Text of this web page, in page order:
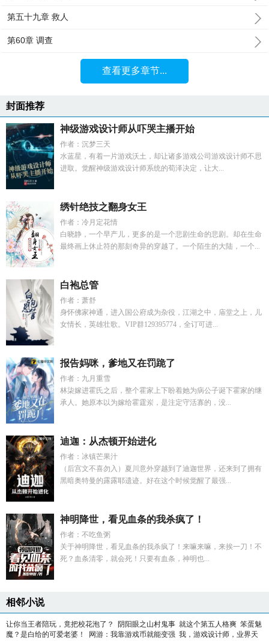
第五十九章 救人
第60章 调查
查看更多章节...
封面推荐
神级游戏设计师从吓哭主播开始
作者：沉梦三天
水蓝星，有着一片游戏沃土，却让诸多游戏公司游戏设计师不思
进取。觉醒神级游戏设计师系统的荀泽决定，让大...
绣针绝技之翻身女王
作者：冷月定花情
白晓静，一个早产儿，更多的是一个悲剧生命的悲剧。却在生命
最终画上休止符的那刻奇异的穿越了。一个陌生的大陆，一个...
白袍总管
作者：萧舒
身怀佛家神通，进入国公府成为杂役，江湖之中，庙堂之上，儿
女情长，英雄壮歌。VIP群129395774，全订可进...
报告妈咪，爹地又在罚跪了
作者：九月重雪
林柒嫁进霍氏之后，整个霍家上下盼着她为病公子诞下霍家的继
承人。她原本以为嫁给霍霆岽，是注定守活寡的，没...
迪迦：从杰顿开始进化
作者：冰镇芒果汁
（后宫文不喜勿入）夏川意外穿越到了迪迦世界，还来到了拥有
黑暗奥特曼的露露耶遗迹。好在这个时候觉醒了最强...
神明降世，看见血条的我杀疯了！
作者：不吃鱼粥
关于神明降世，看见血条的我杀疯了！来嘛来嘛，来挨一刀！不
死？血条清零，就会死！只要有血条，神明也...
相邻小说
让你当王者陪玩，竟把校花泡了？ 阴阳眼之山村鬼事 就这个第五人格爽 笨蛋魅
魔？是白给的可爱老婆！
网游：我靠游戏币就能变强 我，游戏设计师，业界天